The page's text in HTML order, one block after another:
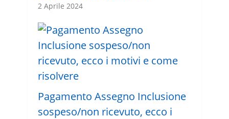
2 Aprile 2024
Pagamento Assegno Inclusione
sospeso/non ricevuto, ecco i